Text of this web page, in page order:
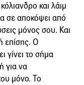
και λάιμ
σε αποκόψει από
μόνος σου. Και
επίσης. Ο
γίνει το σήμα
για να
μόνο. Το